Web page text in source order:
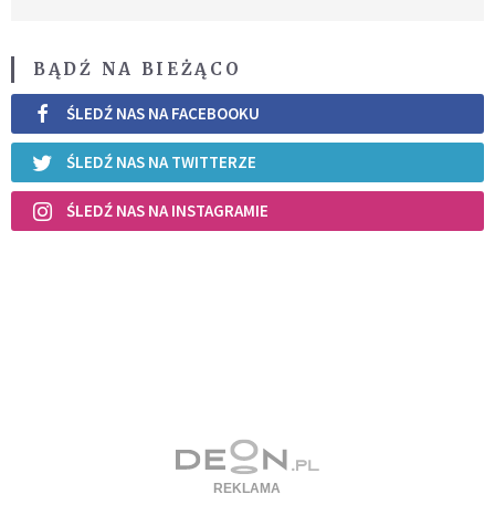
BĄDŹ NA BIEŻĄCO
ŚLEDŹ NAS NA FACEBOOKU
ŚLEDŹ NAS NA TWITTERZE
ŚLEDŹ NAS NA INSTAGRAMIE